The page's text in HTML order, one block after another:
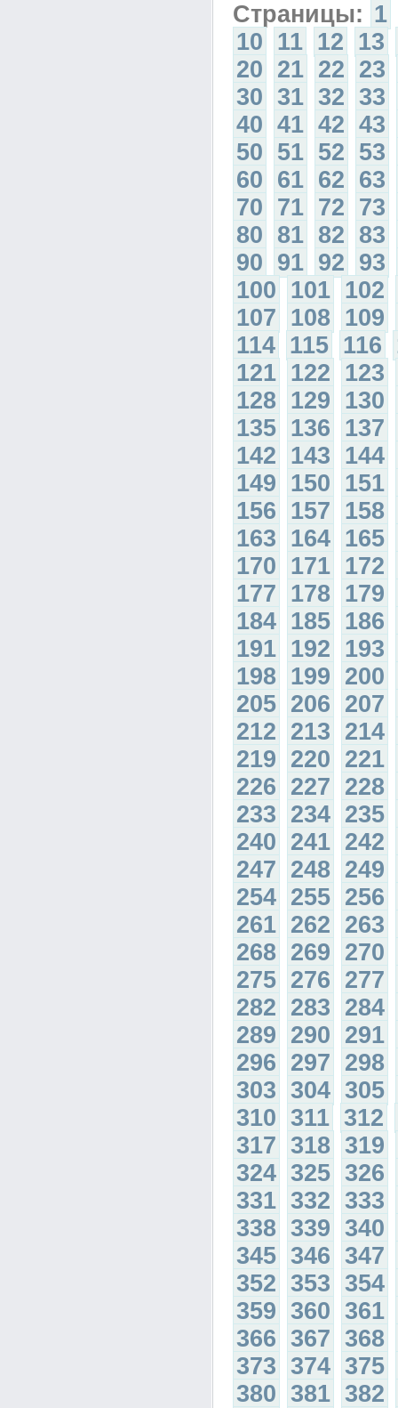
Страницы: 1
10 11 12 13
20 21 22 23
30 31 32 33
40 41 42 43
50 51 52 53
60 61 62 63
70 71 72 73
80 81 82 83
90 91 92 93
100 101 102
107 108 109
114 115 116
121 122 123
128 129 130
135 136 137
142 143 144
149 150 151
156 157 158
163 164 165
170 171 172
177 178 179
184 185 186
191 192 193
198 199 200
205 206 207
212 213 214
219 220 221
226 227 228
233 234 235
240 241 242
247 248 249
254 255 256
261 262 263
268 269 270
275 276 277
282 283 284
289 290 291
296 297 298
303 304 305
310 311 312
317 318 319
324 325 326
331 332 333
338 339 340
345 346 347
352 353 354
359 360 361
366 367 368
373 374 375
380 381 382